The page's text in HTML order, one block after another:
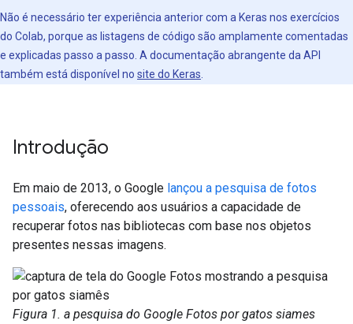
Não é necessário ter experiência anterior com a Keras nos exercícios
do Colab, porque as listagens de código são amplamente comentadas
e explicadas passo a passo. A documentação abrangente da API
também está disponível no site do Keras
Introdução
Em maio de 2013, o Google lançou a pesquisa de fotos
pessoais, oferecendo aos usuários a capacidade de
recuperar fotos nas bibliotecas com base nos objetos
presentes nessas imagens.
Figura 1. a pesquisa do Google Fotos por gatos siames